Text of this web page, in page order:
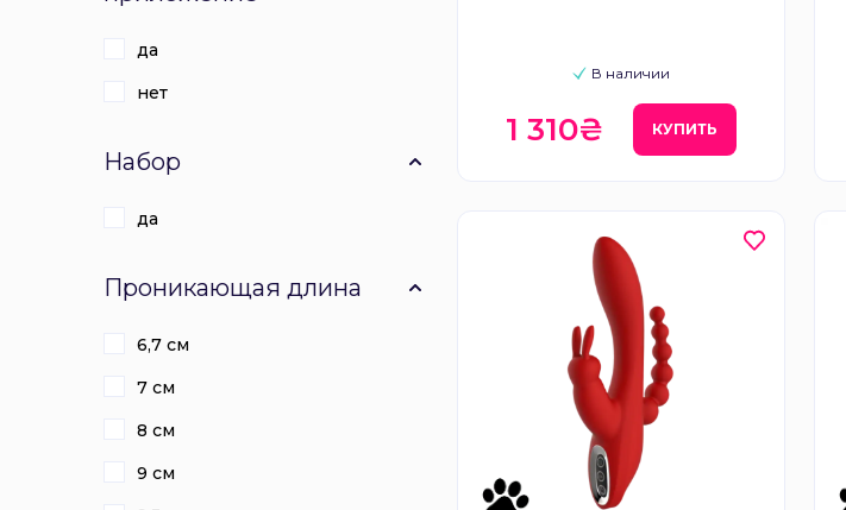
да
нет
Набор
да
Проникающая длина
6,7 см
7 см
8 см
9 см
В наличии
1 310₴ КУПИТЬ